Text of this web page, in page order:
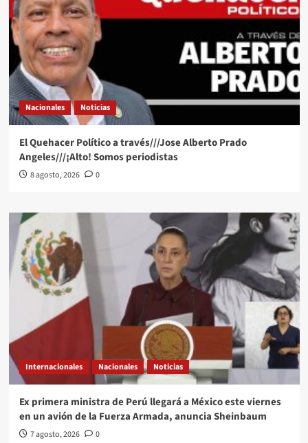
Nacionales Noticias
El Quehacer Político a través///Jose Alberto Prado
Angeles///¡Alto! Somos periodistas
8 agosto, 2026 0
Internacionales Nacionales Noticias
Ex primera ministra de Perú llegará a México este viernes
en un avión de la Fuerza Armada, anuncia Sheinbaum
7 agosto, 2026 0